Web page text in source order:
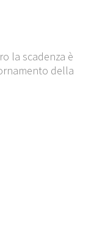
la scadenza è
della